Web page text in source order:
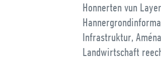
Honnerten vun
Infrastruktur,
Landwirtschaft